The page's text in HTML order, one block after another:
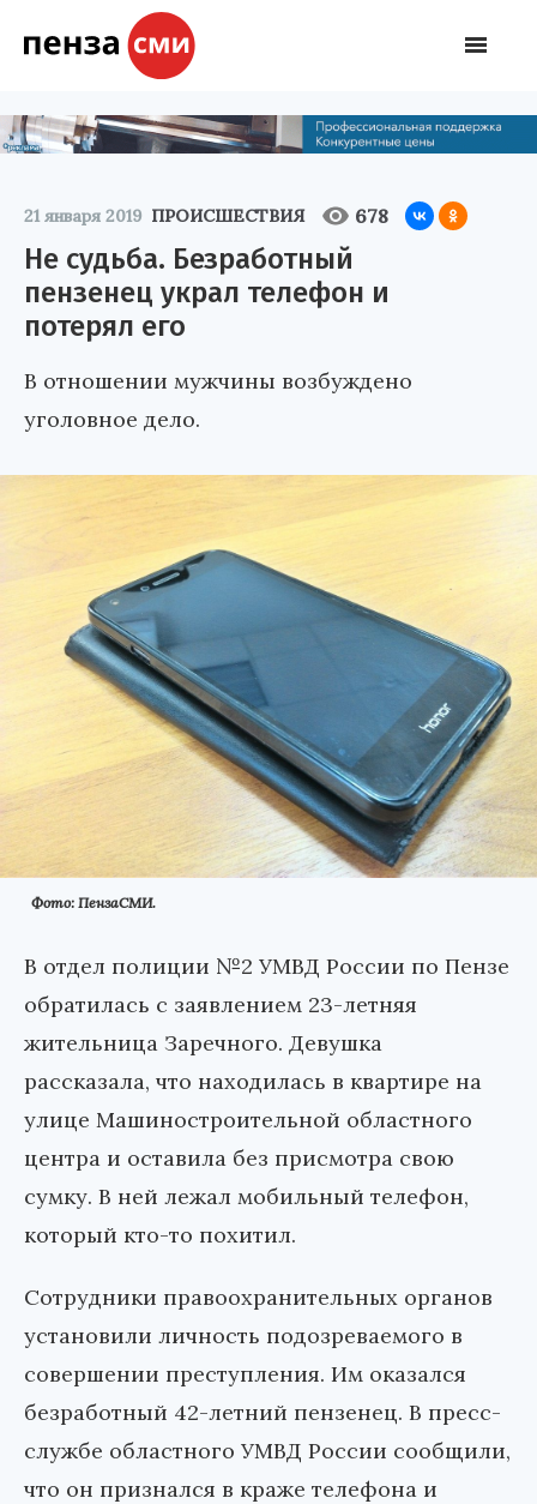
21 января 2019 ПРОИСШЕСТВИЯ 678
Не судьба. Безработный
пензенец украл телефон и
потерял его
В отношении мужчины возбуждено
уголовное дело.
Фото: ПензаСМИ.
В отдел полиции №2 УМВД России по Пензе
обратилась с заявлением 23-летняя
жительница Заречного. Девушка
рассказала, что находилась в квартире на
улице Машиностроительной областного
центра и оставила без присмотра свою
сумку. В ней лежал мобильный телефон,
который кто-то похитил.
Сотрудники правоохранительных органов
установили личность подозреваемого в
совершении преступления. Им оказался
безработный 42-летний пензенец. В пресс-
службе областного УМВД России сообщили,
что он признался в краже телефона и